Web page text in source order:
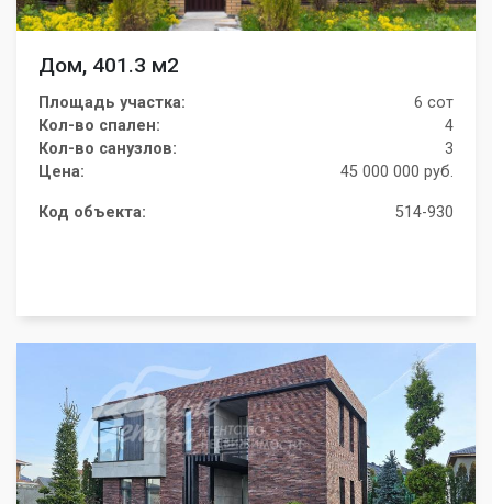
Дом, 401.3 м2
Площадь участка:
6 сот
Кол-во спален:
4
Кол-во санузлов:
3
Цена:
45 000 000 руб.
Код объекта: 514-930